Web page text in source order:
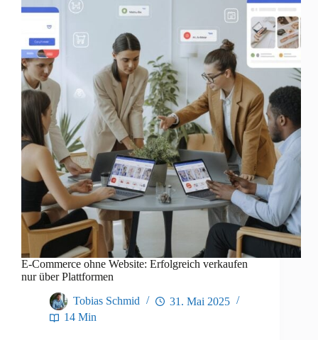
E-Commerce ohne Website: Erfolgreich verkaufen
nur über Plattformen
Tobias Schmid
31. Mai 2025
14 Min